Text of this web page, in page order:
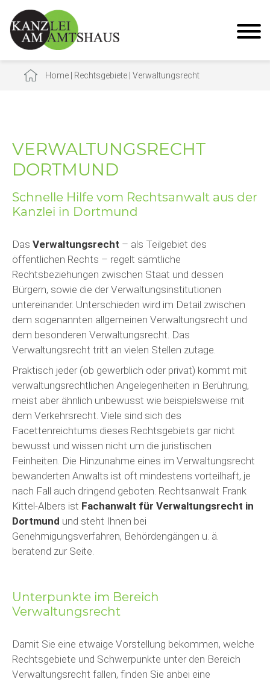
Home Rechtsgebiete Verwaltungsrecht
VERWALTUNGSRECHT
DORTMUND
Schnelle Hilfe vom Rechtsanwalt aus der
Kanzlei in Dortmund
Das Verwaltungsrecht – als Teilgebiet des
öffentlichen Rechts – regelt sämtliche
Rechtsbeziehungen zwischen Staat und dessen
Bürgern, sowie die der Verwaltungsinstitutionen
untereinander. Unterschieden wird im Detail zwischen
dem sogenannten allgemeinen Verwaltungsrecht und
dem besonderen Verwaltungsrecht. Das
Verwaltungsrecht tritt an vielen Stellen zutage.
Praktisch jeder (ob gewerblich oder privat) kommt mit
verwaltungsrechtlichen Angelegenheiten in Berührung,
meist aber ähnlich unbewusst wie beispielsweise mit
dem Verkehrsrecht. Viele sind sich des
Facettenreichtums dieses Rechtsgebiets gar nicht
bewusst und wissen nicht um die juristischen
Feinheiten. Die Hinzunahme eines im Verwaltungsrecht
bewanderten Anwalts ist oft mindestens vorteilhaft, je
nach Fall auch dringend geboten. Rechtsanwalt Frank
Kittel-Albers ist Fachanwalt für Verwaltungsrecht in
Dortmund und steht Ihnen bei
Genehmigungsverfahren, Behördengängen u. ä.
beratend zur Seite.
Unterpunkte im Bereich
Verwaltungsrecht
Damit Sie eine etwaige Vorstellung bekommen, welche
Rechtsgebiete und Schwerpunkte unter den Bereich
Verwaltungsrecht fallen, finden Sie anbei eine